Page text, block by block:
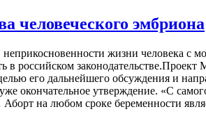
человеческого эмбриона
жизни человека с
российском
его дальнейшего обсуждения и
окончательное утверждение. «С
на любом сроке беременности